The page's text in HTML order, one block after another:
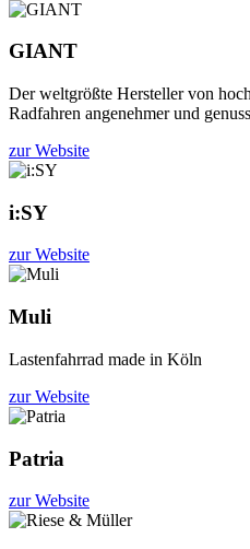
GIANT
Der weltgrößte Hersteller von
Radfahren angenehmer und
zur Website
i:SY
zur Website
Muli
Lastenfahrrad made in Köln
zur Website
Patria
zur Website